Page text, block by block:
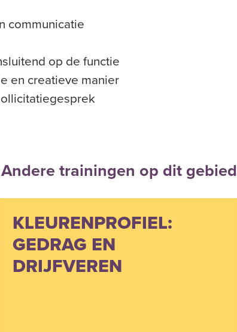
communicatie
op de functie
en creatieve manier
Andere trainingen op dit gebied
KLEURENPROFIEL:
GEDRAG EN
DRIJFVEREN